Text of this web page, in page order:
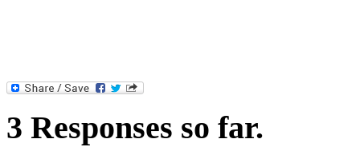
3 Responses so far.